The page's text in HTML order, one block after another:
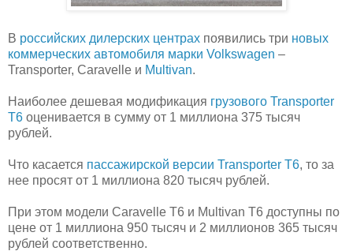
В российских дилерских центрах появились три новых
коммерческих автомобиля марки Volkswagen –
Transporter, Caravelle и Multivan.
Наиболее дешевая модификация грузового Transporter
T6 оценивается в сумму от 1 миллиона 375 тысяч
рублей.
Что касается пассажирской версии Transporter T6, то за
нее просят от 1 миллиона 820 тысяч рублей.
При этом модели Caravelle T6 и Multivan T6 доступны по
цене от 1 миллиона 950 тысяч и 2 миллионов 365 тысяч
рублей соответственно.